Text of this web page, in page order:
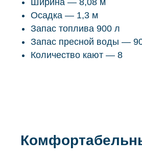
Осадка — 1,3 м
Запас топлива 900 л
Запас пресной воды —
Количество кают — 8